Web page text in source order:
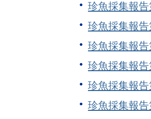
珍魚採集報
珍魚採集報
珍魚採集報
珍魚採集報
珍魚採集報
珍魚採集報